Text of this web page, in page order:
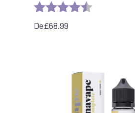
Evaluation : 4,7 sur 5
De£68.99